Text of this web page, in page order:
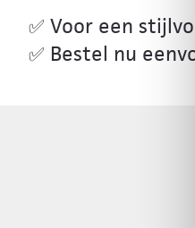
✅ Voor een
✅ Bestel nu